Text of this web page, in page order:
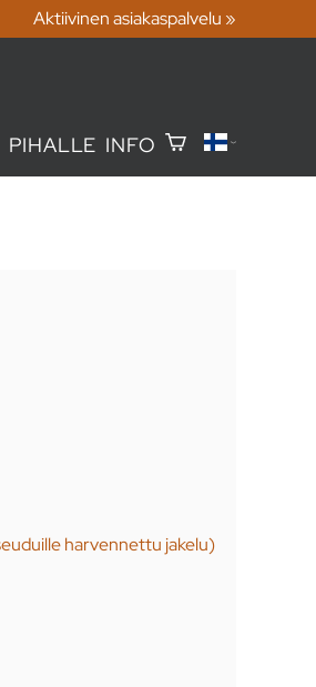
Aktiivinen asiakaspalvelu »
PIHALLE INFO
harvennettu jakelu)